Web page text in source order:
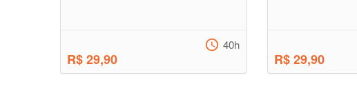
R$ 29,90
40h
R$ 29,90